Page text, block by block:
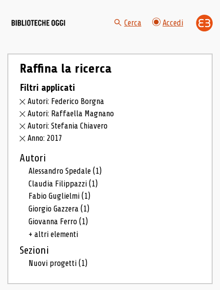
Cerca Accedi
Raffina la ricerca
Filtri applicati
Autori: Federico Borgna
Autori: Raffaella Magnano
Autori: Stefania Chiavero
Anno: 2017
Autori
Alessandro Spedale(1)
Claudia Filippazzi(1)
Fabio Guglielmi(1)
Giorgio Gazzera(1)
Giovanna Ferro(1)
+ altri elementi
Sezioni
Nuovi progetti(1)